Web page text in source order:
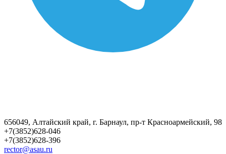
656049, Алтайский край, г. Барнаул, пр-т Красноармейский, 98
+7(3852)628-046
+7(3852)628-396
rector@asau.ru